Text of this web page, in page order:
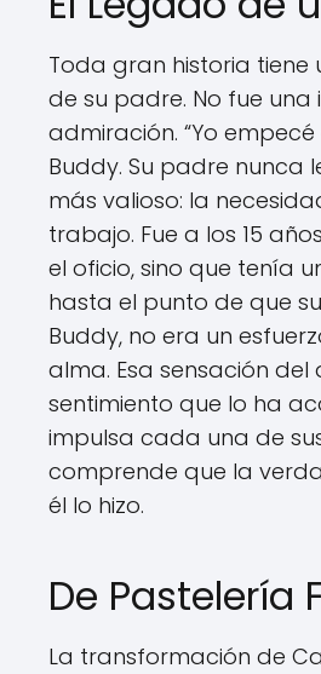
Toda gran historia
de su padre. No fue
admiración. “Yo
Buddy. Su padre nunca
más valioso: la
trabajo. Fue a los 15
el oficio, sino que tenía
hasta el punto de que
Buddy, no era un
alma. Esa sensación
sentimiento que lo ha
impulsa cada una de
comprende que la
él lo hizo.
De Pastelería
La transformación de